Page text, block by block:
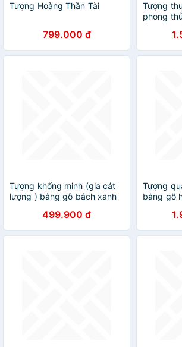
Tượng Hoàng Thần Tài
799.000 đ
Tượng
phong
Tượng khổng minh (gia cát
lượng ) bằng gỗ bách xanh
499.900 đ
Tượng
bằng gỗ